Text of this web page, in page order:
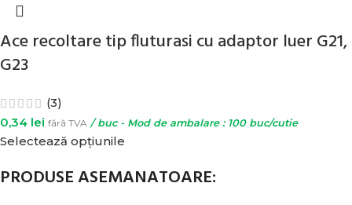
Ace recoltare tip fluturasi cu adaptor luer G21,
G23
(3)
0,34 lei fără TVA / buc - Mod de ambalare : 100 buc/cutie
Selectează opțiunile
PRODUSE ASEMANATOARE: